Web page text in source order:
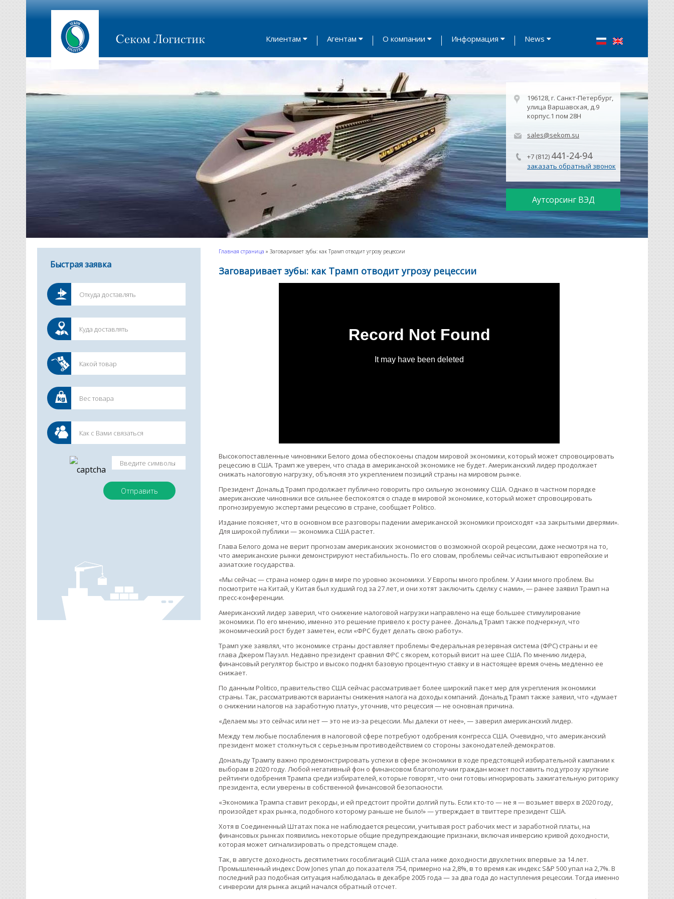
Секом Логистик Клиентам Агентам О компании Информация News
196128, г. Санкт-Петербург,
улица Варшавская, д.9
корпус.1 пом 28Н
sales@sekom.su
+7 (812) 441-24-94
заказать обратный звонок
Аутсорсинг ВЭД
Быстрая заявка
Главная страница » Заговаривает зубы: как Трамп отводит угрозу рецессии
Заговаривает зубы: как Трамп отводит угрозу рецессии
Высокопоставленные чиновники Белого дома обеспокоены спадом мировой экономики, который может спровоцировать
рецессию в США. Трамп же уверен, что спада в американской экономике не будет. Американский лидер продолжает
снижать налоговую нагрузку, объясняя это укреплением позиций страны на мировом рынке.
Президент Дональд Трамп продолжает публично говорить про сильную экономику США. Однако в частном порядке
американские чиновники все сильнее беспокоятся о спаде в мировой экономике, который может спровоцировать
прогнозируемую экспертами рецессию в стране, сообщает Politico.
Издание поясняет, что в основном все разговоры падении американской экономики происходят «за закрытыми дверями».
Для широкой публики — экономика США растет.
Глава Белого дома не верит прогнозам американских экономистов о возможной скорой рецессии, даже несмотря на то,
что американские рынки демонстрируют нестабильность. По его словам, проблемы сейчас испытывают европейские и
азиатские государства.
«Мы сейчас — страна номер один в мире по уровню экономики. У Европы много проблем. У Азии много проблем. Вы
посмотрите на Китай, у Китая был худший год за 27 лет, и они хотят заключить сделку с нами», — ранее заявил Трамп на
пресс-конференции.
Американский лидер заверил, что снижение налоговой нагрузки направлено на еще большее стимулирование
экономики. По его мнению, именно это решение привело к росту ранее. Дональд Трамп также подчеркнул, что
экономический рост будет заметен, если «ФРС будет делать свою работу».
Трамп уже заявлял, что экономике страны доставляет проблемы Федеральная резервная система (ФРС) страны и ее
глава Джером Пауэлл. Недавно президент сравнил ФРC с якорем, который висит на шее США. По мнению лидера,
финансовый регулятор быстро и высоко поднял базовую процентную ставку и в настоящее время очень медленно ее
снижает.
По данным Politico, правительство США сейчас рассматривает более широкий пакет мер для укрепления экономики
страны. Так, рассматриваются варианты снижения налога на доходы компаний. Дональд Трамп также заявил, что «думает
о снижении налогов на заработную плату», уточнив, что рецессия — не основная причина.
«Делаем мы это сейчас или нет — это не из-за рецессии. Мы далеки от нее», — заверил американский лидер.
Между тем любые послабления в налоговой сфере потребуют одобрения конгресса США. Очевидно, что американский
президент может столкнуться с серьезным противодействием со стороны законодателей-демократов.
Дональду Трампу важно продемонстрировать успехи в сфере экономики в ходе предстоящей избирательной кампании к
выборам в 2020 году. Любой негативный фон о финансовом благополучии граждан может поставить под угрозу хрупкие
рейтинги одобрения Трампа среди избирателей, которые говорят, что они готовы игнорировать зажигательную риторику
президента, если уверены в собственной финансовой безопасности.
«Экономика Трампа ставит рекорды, и ей предстоит пройти долгий путь. Если кто-то — не я — возьмет вверх в 2020 году,
произойдет крах рынка, подобного которому раньше не было!» — утверждает в твиттере президент США.
Хотя в Соединенный Штатах пока не наблюдается рецессии, учитывая рост рабочих мест и заработной платы, на
финансовых рынках появились некоторые общие предупреждающие признаки, включая инверсию кривой доходности,
которая может сигнализировать о предстоящем спаде.
Так, в августе доходность десятилетних гособлигаций США стала ниже доходности двухлетних впервые за 14 лет.
Промышленный индекс Dow Jones упал до показателя 754, примерно на 2,8%, в то время как индекс S&P 500 упал на 2,7%. В
последний раз подобная ситуация наблюдалась в декабре 2005 года — за два года до наступления рецессии. Тогда именно
с инверсии для рынка акций начался обратный отсчет.